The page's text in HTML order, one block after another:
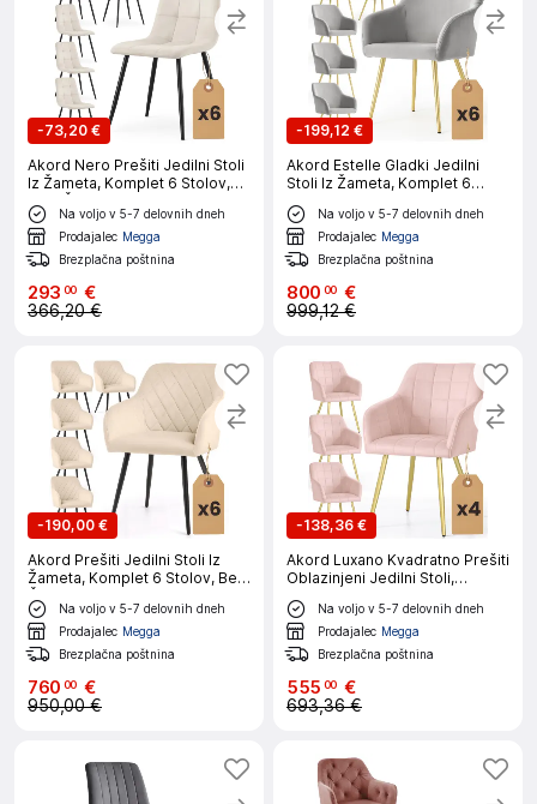
-73,20 €
Akord Nero Prešiti Jedilni Stoli
Iz Žameta, Komplet 6 Stolov,
Bež, Črne Noge
Na voljo v 5-7 delovnih dneh
Prodajalec Megga
Brezplačna poštnina
293 00 €
366,20 €
-199,12 €
Akord Estelle Gladki Jedilni
Stoli Iz Žameta, Komplet 6
Stolov, Siva, Noge Zlate Barve
Na voljo v 5-7 delovnih dneh
Prodajalec Megga
Brezplačna poštnina
800 00 €
999,12 €
-190,00 €
Akord Prešiti Jedilni Stoli Iz
Žameta, Komplet 6 Stolov, Bež,
Črne Noge
Na voljo v 5-7 delovnih dneh
Prodajalec Megga
Brezplačna poštnina
760 00 €
950,00 €
-138,36 €
Akord Luxano Kvadratno Prešiti
Oblazinjeni Jedilni Stoli,
Komplet 4 Stolov, Pudrasto
Rožnata, Noge Zlate Barve
Na voljo v 5-7 delovnih dneh
Prodajalec Megga
Brezplačna poštnina
555 00 €
693,36 €